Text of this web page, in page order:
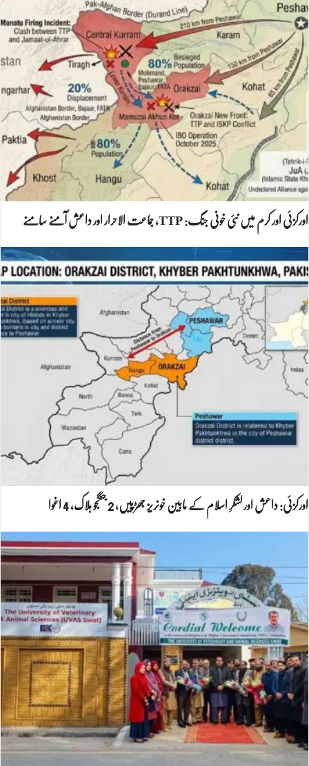
اورکزئی اور کرم میں نئی خونی جنگ: TTP، جماعت الاحرار اور داعش آمنے سامنے
اورکزئی: داعش اور لشکرِ اسلام کے مابین خونریز جھڑپیں، 2 جنگجو ہلاک، 4 اغوا